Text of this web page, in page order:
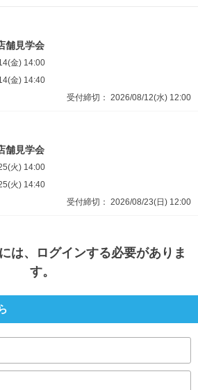
舗見学会
金) 14:00
金) 14:40
受付締切： 2026/08/12(水) 12:00
舗見学会
火) 14:00
火) 14:40
受付締切： 2026/08/23(日) 12:00
は、ログインする必要がありま
す。